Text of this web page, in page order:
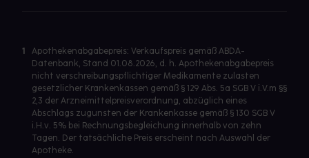
1
Apothekenabgabepreis: Verkaufspreis gemäß ABDA-
Datenbank, Stand 01.08.2026, d. h. Apothekenabgabepreis
nicht verschreibungspflichtiger Medikamente zulasten
gesetzlicher Krankenkassen gemäß § 129 Abs. 5a SGB V i.V.m §§
2,3 der Arzneimittelpreisverordnung, abzüglich eines
Abschlags zugunsten der Krankenkasse gemäß § 130 SGB V
i.H.v. 5% bei Rechnungsbegleichung innerhalb von zehn
Tagen. Der tatsächliche Preis erscheint nach Auswahl der
Apotheke.